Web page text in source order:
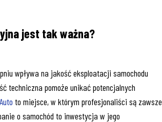
jest tak ważna?
wpływa na jakość eksploatacji samochodu
techniczna pomoże unikać potencjalnych
to miejsce, w którym profesjonaliści są zawsze
o samochód to inwestycja w jego